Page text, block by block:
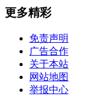
更多精彩
免责声明
广告合作
关于本站
网站地图
举报中心